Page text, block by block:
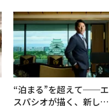
“泊まる”を超えて──エ
スパシオが描く、新しい